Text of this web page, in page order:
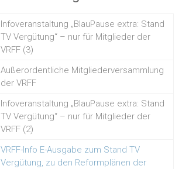
Infoveranstaltung „BlauPause extra: Stand
TV Vergütung“ – nur für Mitglieder der
VRFF (3)
Außerordentliche Mitgliederversammlung
der VRFF
Infoveranstaltung „BlauPause extra: Stand
TV Vergütung“ – nur für Mitglieder der
VRFF (2)
VRFF-Info E-Ausgabe zum Stand TV
Vergütung, zu den Reformplänen der